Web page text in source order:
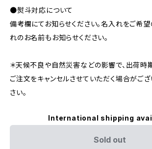
●熨斗対応について
備考欄にてお知らせください。名入れをご希望
れのお名前もお知らせください。
＊天候不良や自然災害などの影響で、出荷時
ご注文をキャンセルさせていただく場合がござ
さい。
International shipping
Sold out